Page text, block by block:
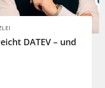
DATEV – und